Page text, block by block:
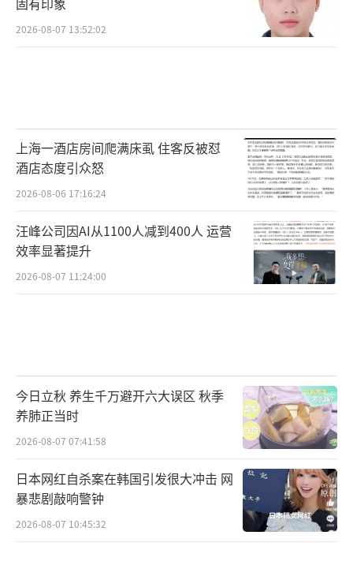
2026-08-07 13:52:02
上海一酒店房间爬满床虱 住客反被怼
酒店态度引众怒
2026-08-06 17:16:24
汪峰公司因AI从1100人减到400人 运营
效率显著提升
2026-08-07 11:24:00
今日立秋 养生千万避开六大误区 秋季
养肺正当时
2026-08-07 07:41:58
日本网红自杀案在韩国引发很大冲击 网
暴悲剧敲响警钟
2026-08-07 10:45:32